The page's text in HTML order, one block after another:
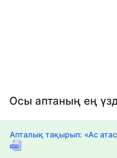
Осы аптаның ең
Апталық тақырып: «Ас